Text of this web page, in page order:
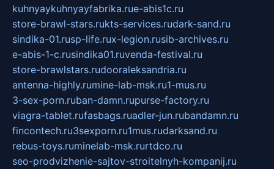
kuhnyaykuhnyayfabrika.rue-abis1c.ru
store-brawl-stars.rukts-services.rudark-sand.ru
sindika-01.rusp-life.rux-legion.rusib-archives.ru
e-abis-1-c.rusindika01.ruvenda-festival.ru
store-brawlstars.rudooraleksandria.ru
antenna-highly.rumine-lab-msk.ru1-mus.ru
3-sex-porn.ruban-damn.rupurse-factory.ru
viagra-tablet.rufasbags.ruadler-jun.rubandamn.ru
fincontech.ru3sexporn.ru1mus.rudarksand.ru
rebus-toys.ruminelab-msk.rurtdco.ru
seo-prodvizhenie-sajtov-stroitelnyh-kompanij.ru